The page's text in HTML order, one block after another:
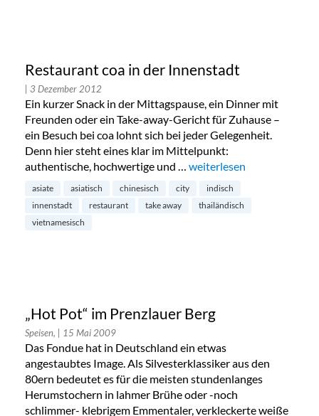
Restaurant coa in der Innenstadt
| 3 Dezember 2012
Ein kurzer Snack in der Mittagspause, ein Dinner mit
Freunden oder ein Take-away-Gericht für Zuhause –
ein Besuch bei coa lohnt sich bei jeder Gelegenheit.
Denn hier steht eines klar im Mittelpunkt:
authentische, hochwertige und … „Restaurant coa in der
weiterlesen
asiate asiatisch chinesisch city
indisch
innenstadt
restaurant take away
thailändisch
vietnamesisch
„Hot Pot“ im Prenzlauer Berg
Speisen, | 15 Mai 2009
Das Fondue hat in Deutschland ein etwas
angestaubtes Image. Als Silvesterklassiker aus den
80ern bedeutet es für die meisten stundenlanges
Herumstochern in lahmer Brühe oder -noch
schlimmer- klebrigem Emmentaler, verkleckerte weiße